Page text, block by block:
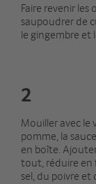
Faire revenir
saupoudrer de
le gingembre et
2
Mouiller avec le
pomme, la
en boîte.
tout, réduire en
sel, du poivre et